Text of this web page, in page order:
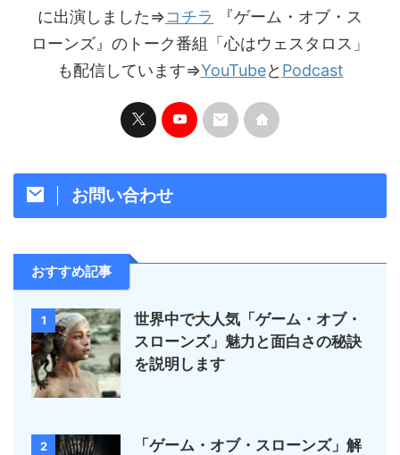
に出演しました⇒コチラ
『ゲーム・オブ・ス
ローンズ』のトーク番組「心はウェスタロス」
も配信しています⇒YouTubeと Podcast
お問い合わせ
おすすめ記事
1
世界中で大人気「ゲーム・オブ・
スローンズ」魅力と面白さの秘訣
を説明します
2
「ゲーム・オブ・スローンズ」解